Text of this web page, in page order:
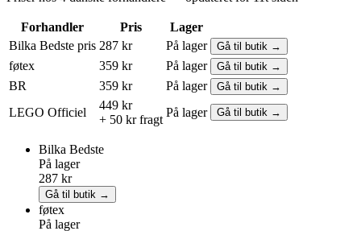
Forhandler Pris
Lager
Bilka Bedste pris 287 kr På lager Gå til butik →
føtex 359 kr På lager Gå til butik →
BR 359 kr På lager Gå til butik →
LEGO Officiel
449 kr
+ 50 kr fragt
På lager Gå til butik →
Bilka Bedste
På lager
287 kr
Gå til butik →
føtex
På lager